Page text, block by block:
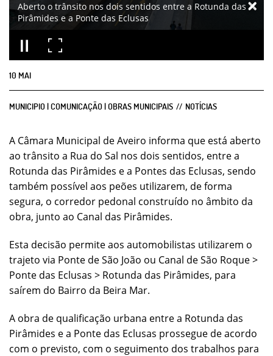
Aberto o trânsito nos dois sentidos entre a Rotunda das
Pirâmides e a Ponte das Eclusas
10 MAI
MUNICIPIO | COMUNICAÇÃO | OBRAS MUNICIPAIS NOTÍCIAS
A Câmara Municipal de Aveiro informa que está aberto
ao trânsito a Rua do Sal nos dois sentidos, entre a
Rotunda das Pirâmides e a Pontes das Eclusas, sendo
também possível aos peões utilizarem, de forma
segura, o corredor pedonal construído no âmbito da
obra, junto ao Canal das Pirâmides.
Esta decisão permite aos automobilistas utilizarem o
trajeto via Ponte de São João ou Canal de São Roque >
Ponte das Eclusas > Rotunda das Pirâmides, para
saírem do Bairro da Beira Mar.
A obra de qualificação urbana entre a Rotunda das
Pirâmides e a Ponte das Eclusas prossegue de acordo
com o previsto, com o seguimento dos trabalhos para